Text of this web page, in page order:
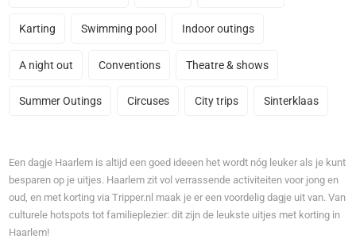
Karting Swimming pool Indoor outings
A night out Conventions Theatre & shows
Summer Outings Circuses City trips Sinterklaas
Een dagje Haarlem is altijd een goed ideeen het wordt nóg leuker als je kunt
besparen op je uitjes. Haarlem zit vol verrassende activiteiten voor jong en
oud, en met korting via Tripper.nl maak je er een voordelig dagje uit van. Van
culturele hotspots tot familieplezier: dit zijn de leukste uitjes met korting in
Haarlem!